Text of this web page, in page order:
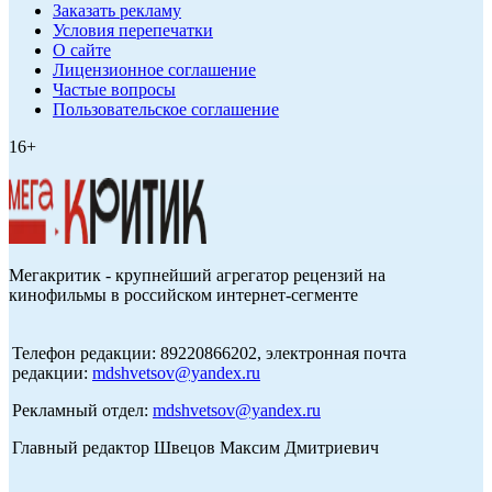
Заказать рекламу
Условия перепечатки
О сайте
Лицензионное соглашение
Частые вопросы
Пользовательское соглашение
16+
Мегакритик - крупнейший агрегатор рецензий на
кинофильмы в российском интернет-сегменте
Телефон редакции: 89220866202, электронная почта
редакции: mdshvetsov@yandex.ru
Рекламный отдел: mdshvetsov@yandex.ru
Главный редактор Швецов Максим Дмитриевич